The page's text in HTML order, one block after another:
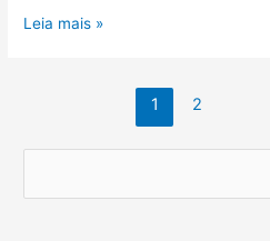
Leia mais »
1 2